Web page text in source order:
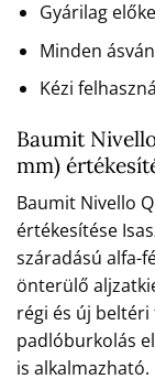
Gyárilag
Minden
Kézi
Baumit
mm)
Baumit Nivello
értékesítése
száradású alfa-
önterülő
régi és új
padlóburkolás
is